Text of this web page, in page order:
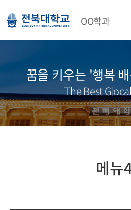
OO학과
꿈을 키우는 '행복
The Best
메뉴